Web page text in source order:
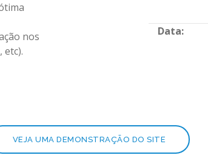
nos
etc).
Data:
VEJA UMA DEMONSTRAÇÃO DO SITE